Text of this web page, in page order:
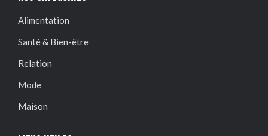
Alimentation
Santé & Bien-être
Relation
Mode
Maison